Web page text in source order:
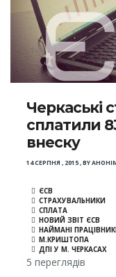
Черкаські
сплатили
внеску
14 СЕРПНЯ , 2015,BY
ЄСВ
СТРАХУВАЛЬНИКИ
СПЛАТА
НОВИЙ ЗВІТ ЄСВ
НАЙМАНІ
М.КРИШТОПА
ДПІ У М. ЧЕРКАСАХ
5 переглядів